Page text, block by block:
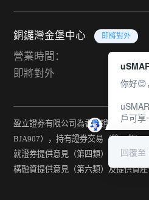
銅鑼灣金堡中心 即將對外
營業時間：
即將對外
盈立證券有限公司為香港證監會持牌法
BJA907），持有證券交易（第一類）
就證券提供意見（第四類） 、就期貨
構融資提供意見（第六類）及提供資
你好😊
戶可享
回覆至